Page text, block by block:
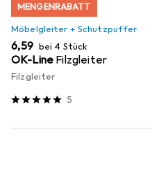
MENGENRABATT
Möbelgleiter + Schutzpuffer
EUR
6,59 bei 4 Stück
OK-Line Filzgleiter
Filzgleiter
5